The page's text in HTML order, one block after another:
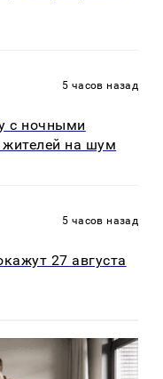
5 часов назад
с ночными
на шум
5 часов назад
27 августа